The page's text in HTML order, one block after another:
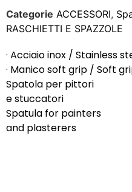
Categorie ACCESSORI,
RASCHIETTI E SPAZZOLE
· Acciaio inox / Stainless
· Manico soft grip / Soft
Spatola per pittori
e stuccatori
Spatula for painters
and plasterers